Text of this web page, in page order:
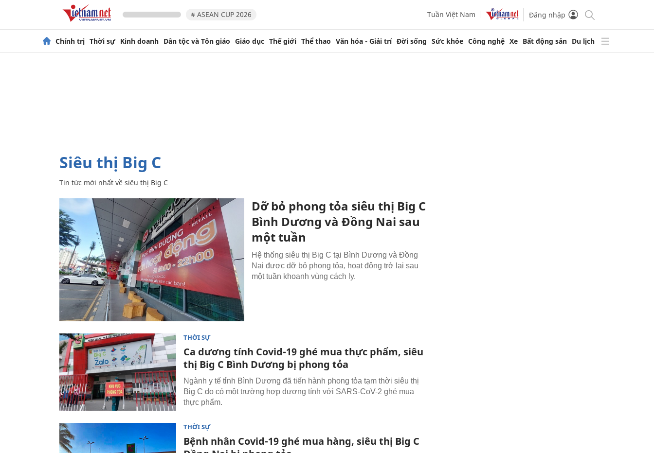
# ASEAN CUP 2026 Tuần Việt Nam Đăng nhập
Chính trị Thời sự Kinh doanh Dân tộc và Tôn giáo Giáo dục Thế giới Thể thao Văn hóa - Giải trí Đời sống Sức khỏe Công nghệ Xe Bất động sản Du lịch
siêu thị Big C
Tin tức mới nhất về siêu thị Big C
Dỡ bỏ phong tỏa siêu thị Big C
Bình Dương và Đồng Nai sau
một tuần
Hệ thống siêu thị Big C tại Bình Dương và Đồng
Nai được dỡ bỏ phong tỏa, hoạt động trở lại sau
một tuần khoanh vùng cách ly.
THỜI SỰ
Ca dương tính Covid-19 ghé mua thực phẩm, siêu
thị Big C Bình Dương bị phong tỏa
Ngành y tế tỉnh Bình Dương đã tiến hành phong tỏa tạm thời siêu thị
Big C do có một trường hợp dương tính với SARS-CoV-2 ghé mua
thực phẩm.
THỜI SỰ
Bệnh nhân Covid-19 ghé mua hàng, siêu thị Big C